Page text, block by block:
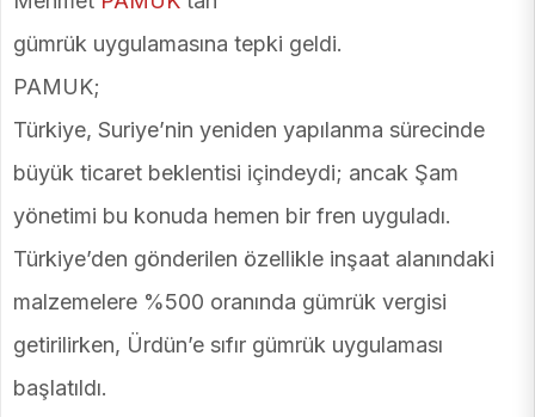
gümrük uygulamasına tepki geldi.
PAMUK;
Türkiye, Suriye’nin yeniden yapılanma sürecinde
büyük ticaret beklentisi içindeydi; ancak Şam
yönetimi bu konuda hemen bir fren uyguladı.
Türkiye’den gönderilen özellikle inşaat alanındaki
malzemelere %500 oranında gümrük vergisi
getirilirken, Ürdün’e sıfır gümrük uygulaması
başlatıldı.